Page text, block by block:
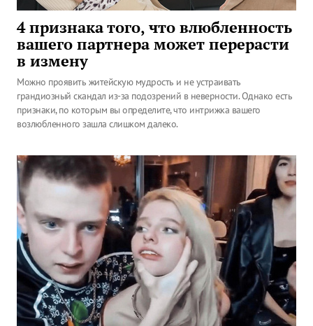
4 признака того, что влюбленность
вашего партнера может перерасти
в измену
Можно проявить житейскую мудрость и не устраивать
грандиозный скандал из-за подозрений в неверности. Однако есть
признаки, по которым вы определите, что интрижка вашего
возлюбленного зашла слишком далеко.